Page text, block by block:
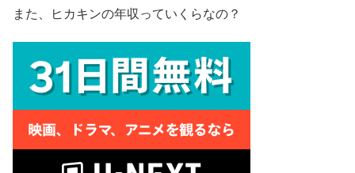
また、ヒカキンの年収っていくらなの？